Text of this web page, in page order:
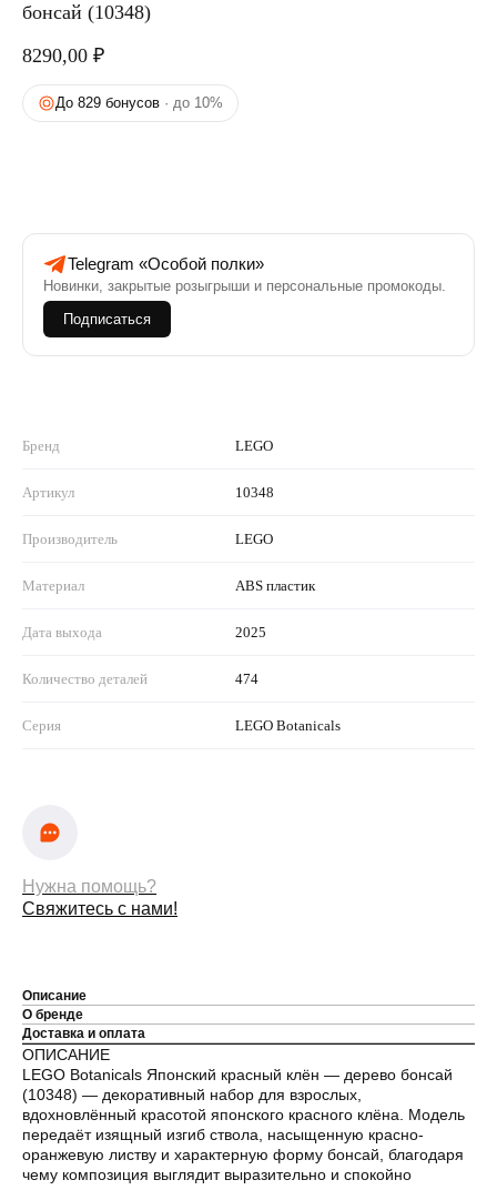
бонсай (10348)
8290,00 ₽
До 829 бонусов · до 10%
Telegram «Особой полки»
Новинки, закрытые розыгрыши и персональные промокоды.
Подписаться
Бренд LEGO
Артикул 10348
Производитель LEGO
Материал ABS пластик
Дата выхода 2025
Количество деталей 474
Серия LEGO Botanicals
Нужна помощь?
Свяжитесь с нами!
Описание
О бренде
Доставка и оплата
ОПИСАНИЕ
LEGO Botanicals Японский красный клён — дерево бонсай
(10348) — декоративный набор для взрослых,
вдохновлённый красотой японского красного клёна. Модель
передаёт изящный изгиб ствола, насыщенную красно-
оранжевую листву и характерную форму бонсай, благодаря
чему композиция выглядит выразительно и спокойно